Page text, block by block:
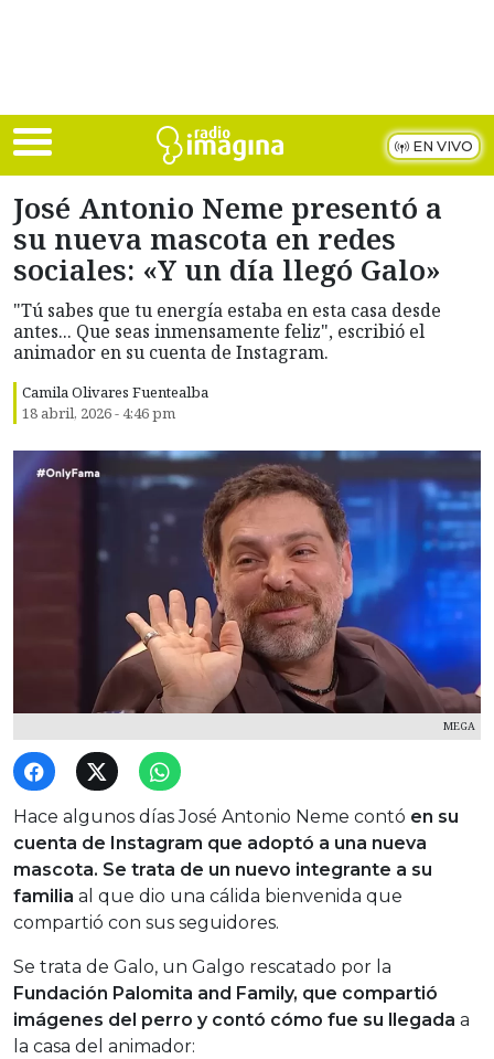
EN VIVO
José Antonio Neme presentó a
su nueva mascota en redes
sociales: «Y un día llegó Galo»
"Tú sabes que tu energía estaba en esta casa desde
antes... Que seas inmensamente feliz", escribió el
animador en su cuenta de Instagram.
Camila Olivares Fuentealba
18 abril, 2026 - 4:46 pm
MEGA
Hace algunos días José Antonio Neme contó en su
cuenta de Instagram que adoptó a una nueva
mascota. Se trata de un nuevo integrante a su
familia al que dio una cálida bienvenida que
compartió con sus seguidores.
Se trata de Galo, un Galgo rescatado por la
Fundación Palomita and Family, que compartió
imágenes del perro y contó cómo fue su llegada a
la casa del animador: